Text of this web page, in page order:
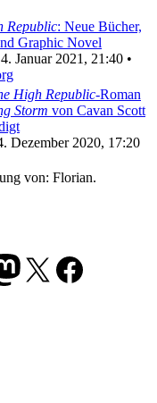
Republic: Neue Bücher,
Graphic Novel
Januar 2021, 21:40 •
High Republic-Roman
Storm von Cavan Scott
Dezember 2020, 17:20
von: Florian.
uns auf Mastodon
X Folgt uns auf